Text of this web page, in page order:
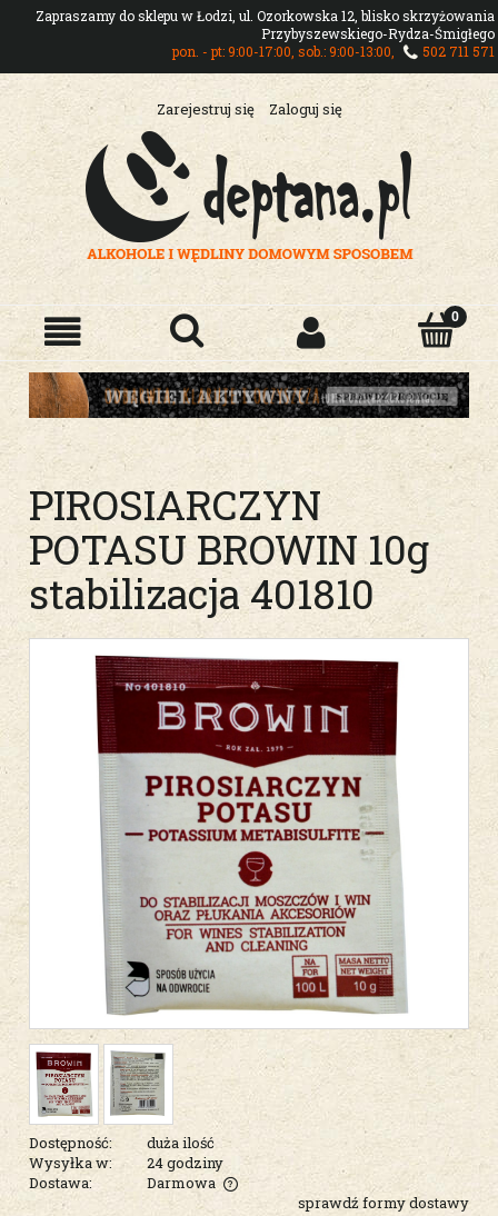
Zapraszamy do sklepu w Łodzi, ul. Ozorkowska 12, blisko skrzyżowania
Przybyszewskiego-Rydza-Śmigłego
pon. - pt: 9:00-17:00, sob.: 9:00-13:00,
502 711 571
Zarejestruj się Zaloguj się
PIROSIARCZYN
POTASU BROWIN 10g
stabilizacja 401810
Dostępność:
duża ilość
Wysyłka w:
24 godziny
Dostawa:
Darmowa
Cena nie zawiera ewentualnych kosztów płatności
sprawdź formy dostawy